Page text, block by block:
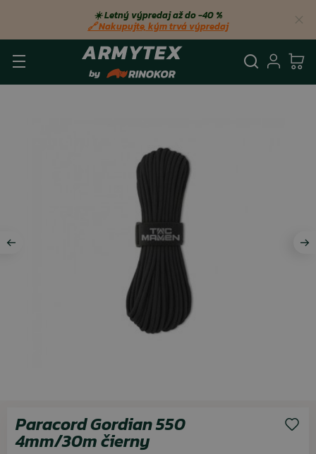
☀️ Letný výpredaj až do −40 %
🔗 Nakupujte, kým trvá výpredaj
Paracord Gordian 550
4mm/30m čierny